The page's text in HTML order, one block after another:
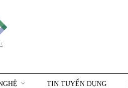
TIN TUYỂN DỤNG